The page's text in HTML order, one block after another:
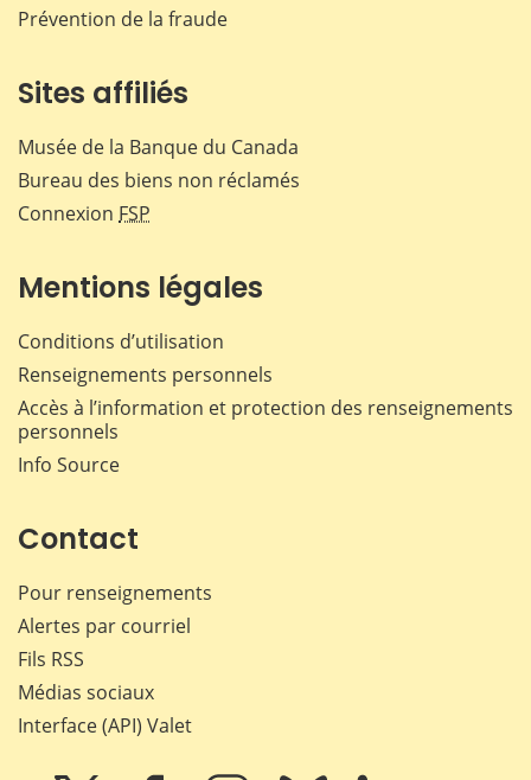
Prévention de la fraude
Sites affiliés
Musée de la Banque du Canada
Bureau des biens non réclamés
Connexion FSP
Mentions légales
Conditions d’utilisation
Renseignements personnels
Accès à l’information et protection des renseignements
personnels
Info Source
Contact
Pour renseignements
Alertes par courriel
Fils RSS
Médias sociaux
Interface (API) Valet